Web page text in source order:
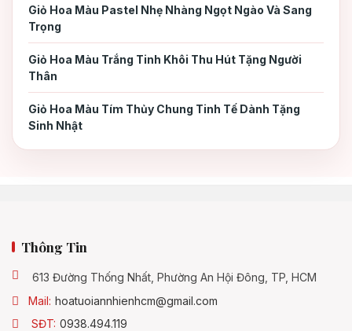
Giỏ Hoa Màu Pastel Nhẹ Nhàng Ngọt Ngào Và Sang
Trọng
Giỏ Hoa Màu Trắng Tinh Khôi Thu Hút Tặng Người
Thân
Giỏ Hoa Màu Tím Thủy Chung Tinh Tế Dành Tặng
Sinh Nhật
Thông Tin
613 Đường Thống Nhất, Phường An Hội Đông, TP, HCM
Mail: hoatuoiannhienhcm@gmail.com
SĐT: 0938.494.119